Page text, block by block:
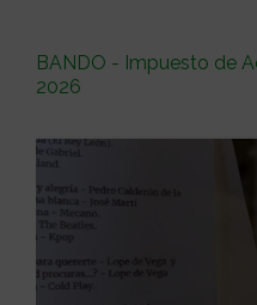
BANDO - Impuesto de
2026